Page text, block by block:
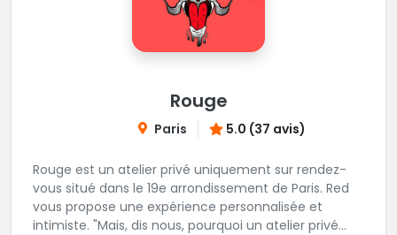
Rouge
Paris 5.0 (37 avis)
Rouge est un atelier privé uniquement sur rendez-
vous situé dans le 19e arrondissement de Paris. Red
vous propose une expérience personnalisée et
intimiste. "Mais, dis nous, pourquoi un atelier privé